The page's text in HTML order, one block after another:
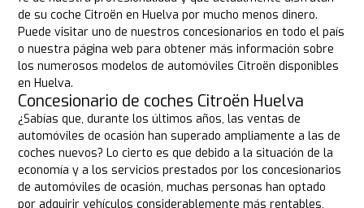
de su coche Citroën en Huelva por mucho menos dinero.
Puede visitar uno de nuestros concesionarios en todo el país
o nuestra página web para obtener más información sobre
los numerosos modelos de automóviles Citroën disponibles
en Huelva.
Concesionario de coches Citroën Huelva
¿Sabías que, durante los últimos años, las ventas de
automóviles de ocasión han superado ampliamente a las de
coches nuevos? Lo cierto es que debido a la situación de la
economía y a los servicios prestados por los concesionarios
de automóviles de ocasión, muchas personas han optado
por adquirir vehículos considerablemente más rentables,